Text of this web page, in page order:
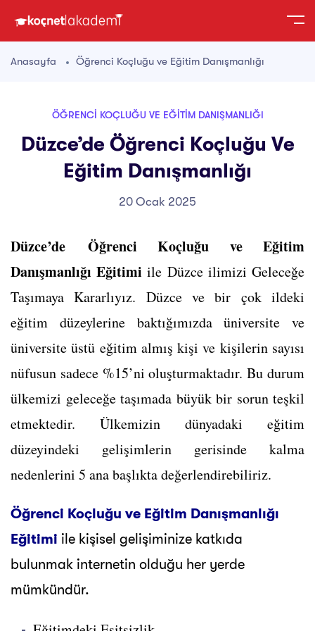
Anasayfa Öğrenci Koçluğu ve Eğitim Danışmanlığı
ÖĞRENCI KOÇLUĞU VE EĞITIM DANIŞMANLIĞI
Düzce’de Öğrenci Koçluğu Ve
Eğitim Danışmanlığı
20 Ocak 2025
Düzce’de Öğrenci Koçluğu ve Eğitim
Danışmanlığı Eğitimi ile Düzce ilimizi Geleceğe
Taşımaya Kararlıyız. Düzce ve bir çok ildeki
eğitim düzeylerine baktığımızda üniversite ve
üniversite üstü eğitim almış kişi ve kişilerin sayısı
nüfusun sadece %15’ni oluşturmaktadır. Bu durum
ülkemizi geleceğe taşımada büyük bir sorun teşkil
etmektedir. Ülkemizin dünyadaki eğitim
düzeyindeki gelişimlerin gerisinde kalma
nedenlerini 5 ana başlıkta değerlendirebiliriz.
Öğrenci Koçluğu ve Eğitim Danışmanlığı
Eğitimi ile kişisel gelişiminize katkıda
bulunmak internetin olduğu her yerde
mümkündür.